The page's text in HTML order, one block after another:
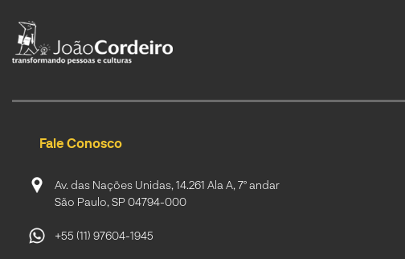
Fale Conosco
Av. das Nações Unidas, 14.261 Ala A, 7º andar
São Paulo, SP 04794-000
+55 (11) 97604-1945